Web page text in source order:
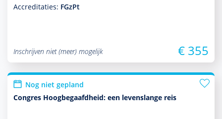
Accreditaties: FGzPt
Inschrijven niet (meer) mogelijk € 355
Nog niet gepland
Congres Hoogbegaafdheid: een levenslange reis